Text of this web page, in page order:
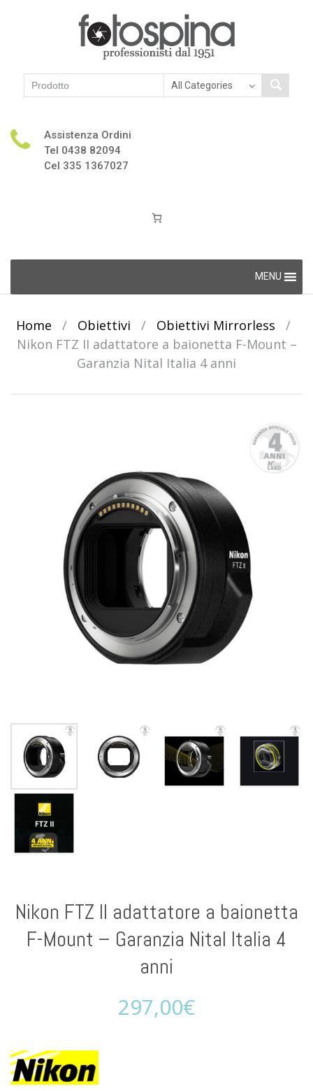
Assistenza Ordini
Tel 0438 82094
Cel 335 1367027
content
MENU
Home / Obiettivi / Obiettivi Mirrorless
/
Nikon FTZ II adattatore a baionetta F-Mount –
Garanzia Nital Italia 4 anni
Nikon FTZ II adattatore a baionetta
F-Mount – Garanzia Nital Italia 4
anni
297,00€